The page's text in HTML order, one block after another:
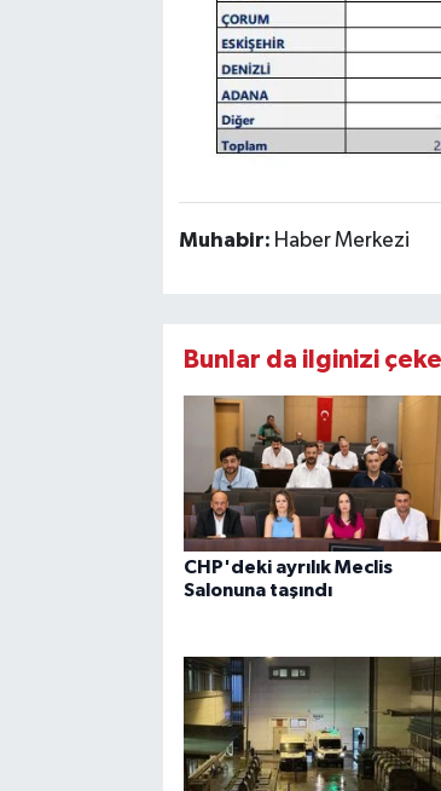
Muhabir: Haber Merkezi
Bunlar da ilginizi
CHP'deki ayrılık Meclis
Salonuna taşındı